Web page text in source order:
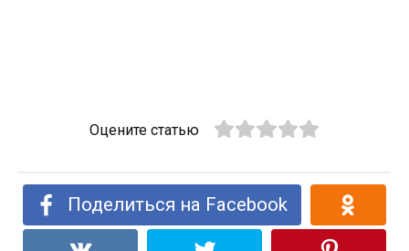
Оцените статью
Поделиться на Facebook